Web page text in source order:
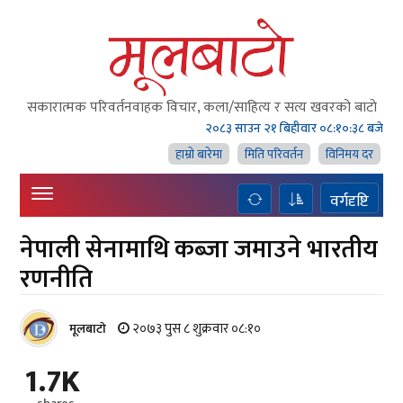
सकारात्मक परिवर्तनवाहक विचार, कला/साहित्य र सत्य खवरको बाटाे
२०८३ साउन २१ बिहीवार०८:१०:३९ बजे
हाम्राे बारेमा
मिति परिवर्तन विनिमय दर
वर्गदृष्टि
नेपाली सेनामाथि कब्जा जमाउने भारतीय
रणनीति
मूलबाटाे २०७३ पुस ८ शुक्रवार ०८:१०
1.7K